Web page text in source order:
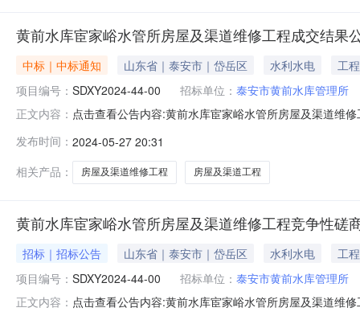
黄前水库宦家峪水管所房屋及渠道维修工程成交结果
中标｜中标通知 山东省｜泰安市｜岱岳区 水利水电
工程
项目编号： SDXY2024-44-00 招标单位： 泰安市黄前水库管理所
正文内容： 点击查看公告内容:黄前水库宦家峪水管所房屋及渠道维
称：黄前水库宦家峪水管所房屋及渠道维修工程三、成
额：
发布时间： 2024-05-27 20:31
相关产品：
房屋及渠道维修工程 房屋及渠道工程
黄前水库宦家峪水管所房屋及渠道维修工程竞争性磋
招标｜招标公告 山东省｜泰安市｜岱岳区 水利水电
工程
项目编号： SDXY2024-44-00 招标单位： 泰安市黄前水库管理所
正文内容： 点击查看公告内容:黄前水库宦家峪水管所房屋及渠道维